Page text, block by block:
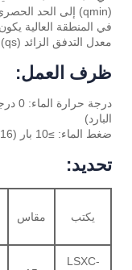
(qmin) إلى الحد الحصري لمعدل التدفق الانتقالي (qt)
معدل التدفق الزائد (qs) (عداد الماء الساخن ±3%)
ظرف العمل:
البارد)
ضغط الماء: ≥10 بار (16 بار عند الطلب)
تحديد:
يكتب مقاس
LSXC-